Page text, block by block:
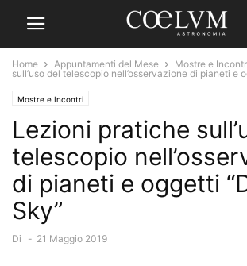
Home Appuntamenti del Mese Mostre e
sull’uso del telescopio nell’osservazione di pianeti e
Mostre e Incontri
Lezioni pratiche
telescopio
di pianeti e oggetti
Sky”
Di - 21 Maggio 2019